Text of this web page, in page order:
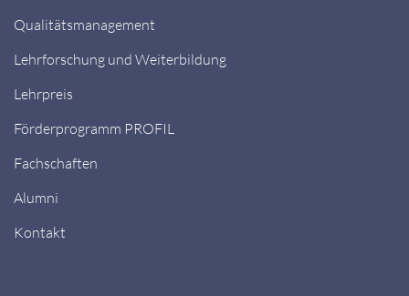
Qualitätsmanagement
Lehrforschung und Weiterbildung
Lehrpreis
Förderprogramm PROFIL
Fachschaften
Alumni
Kontakt